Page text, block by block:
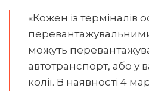
«Кожен із терміналів
можуть
автотранспорт, або у
колії. В наявності 4